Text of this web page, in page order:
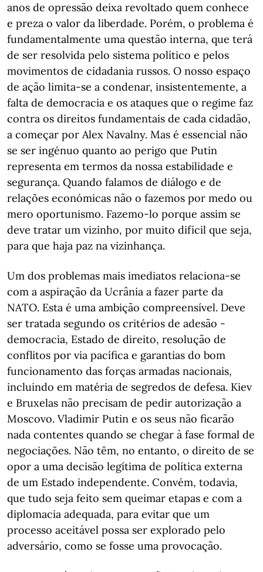
anos de opressão deixa revoltado quem conhece
e preza o valor da liberdade. Porém, o problema é
fundamentalmente uma questão interna, que terá
de ser resolvida pelo sistema político e pelos
movimentos de cidadania russos. O nosso espaço
de ação limita-se a condenar, insistentemente, a
falta de democracia e os ataques que o regime faz
contra os direitos fundamentais de cada cidadão,
a começar por Alex Navalny. Mas é essencial não
se ser ingénuo quanto ao perigo que Putin
representa em termos da nossa estabilidade e
segurança. Quando falamos de diálogo e de
relações económicas não o fazemos por medo ou
mero oportunismo. Fazemo-lo porque assim se
deve tratar um vizinho, por muito difícil que seja,
para que haja paz na vizinhança.
Um dos problemas mais imediatos relaciona-se
com a aspiração da Ucrânia a fazer parte da
NATO. Esta é uma ambição compreensível. Deve
ser tratada segundo os critérios de adesão -
democracia, Estado de direito, resolução de
conflitos por via pacífica e garantias do bom
funcionamento das forças armadas nacionais,
incluindo em matéria de segredos de defesa. Kiev
e Bruxelas não precisam de pedir autorização a
Moscovo. Vladimir Putin e os seus não ficarão
nada contentes quando se chegar à fase formal de
negociações. Não têm, no entanto, o direito de se
opor a uma decisão legítima de política externa
de um Estado independente. Convém, todavia,
que tudo seja feito sem queimar etapas e com a
diplomacia adequada, para evitar que um
processo aceitável possa ser explorado pelo
adversário, como se fosse uma provocação.